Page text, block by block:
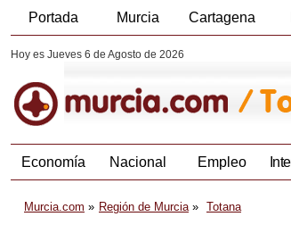
Portada Murcia Cartagena
Hoy es Jueves 6 de Agosto de 2026
Economía Nacional Empleo
Murcia.com Región de Murcia Totana